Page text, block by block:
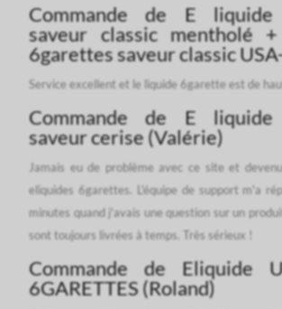
Commande de E liquide
saveur classic mentholé
6garettes saveur classic
Service excellent et le liquide 6garette est de
Commande de E liquide
saveur cerise (Valérie)
Jamais eu de problème avec ce site et
eliquides 6garettes. L'équipe de support m'a
minutes quand j'avais une question sur un
sont toujours livrées à temps. Très sérieux !
Commande de Eliquide
6GARETTES (Roland)